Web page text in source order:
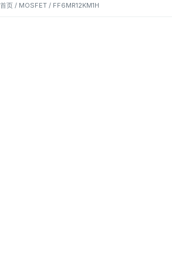
首页 / MOSFET / FF6MR12KM1H